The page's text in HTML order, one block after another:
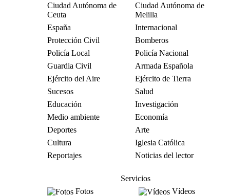
Ciudad Autónoma de
Ceuta
Ciudad Autónoma de
Melilla
España
Internacional
Protección Civil
Bomberos
Policía Local
Policía Nacional
Guardia Civil
Armada Española
Ejército del Aire
Ejército de Tierra
Sucesos
Salud
Educación
Investigación
Medio ambiente
Economía
Deportes
Arte
Cultura
Iglesia Católica
Reportajes
Noticias del lector
Servicios
Fotos
Vídeos